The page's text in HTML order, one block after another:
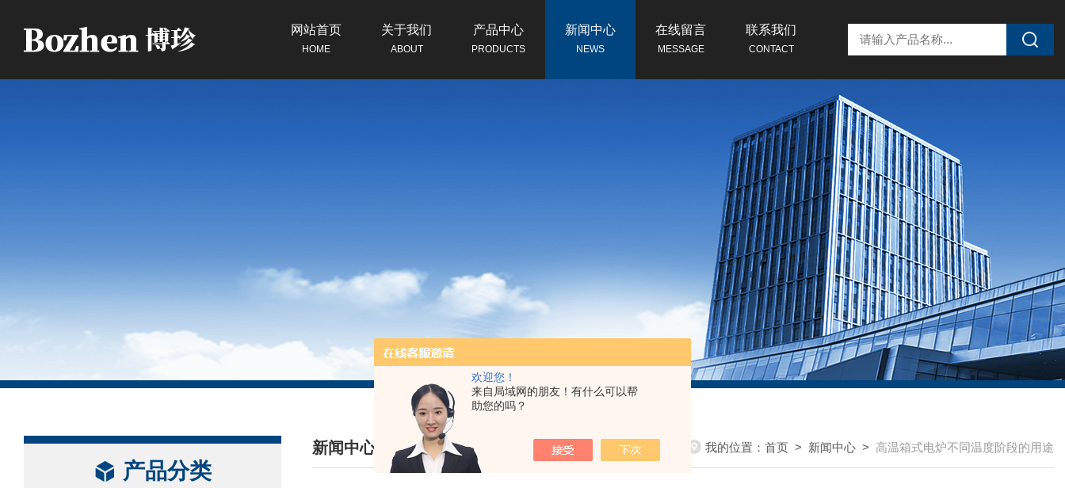
欢迎您！
来自局域网的朋友！有什么可以帮
助您的吗？
网站首页
HOME
关于我们
ABOUT
产品中心
PRODUCTS
新闻中心
NEWS
在线留言
MESSAGE
联系我们
CONTACT
产品分类
新闻中心
/ NEWS CENTER
我的位置： 首页 > 新闻中心 > 高温箱式电炉不同温度阶段的用途